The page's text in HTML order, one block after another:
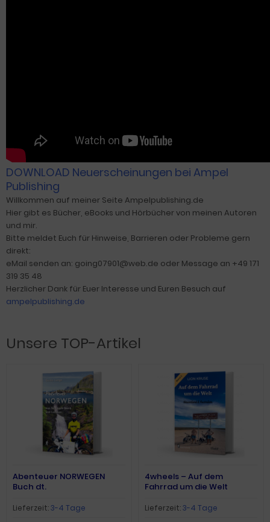
DOWNLOAD Neuerscheinungen bei Ampel
Publishing
Willkommen auf meiner Seite Ampelpublishing.de
Hier gibt es Bücher, eBooks und Hörbücher von meinen Autoren
und mir.
Bitte meldet Euch für Hinweise, Barrieren oder Probleme gern
direkt:
eMail senden an: going07901@web.de oder Message an +49 171
319 35 48
Herzlicher Dank für Euer Interesse und Euren Besuch auf
ampelpublishing.de
Unsere TOP-Artikel
Abenteuer NORWEGEN
Buch dt.
Lieferzeit:3-4 Tage
4wheels – Auf dem
Fahrrad um die Welt
Lieferzeit:3-4 Tage